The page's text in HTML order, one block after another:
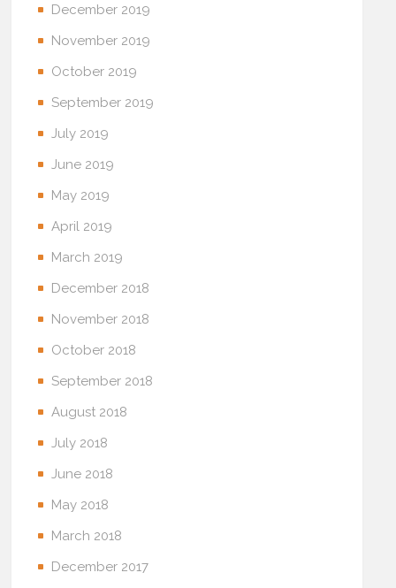
December 2019
November 2019
October 2019
September 2019
July 2019
June 2019
May 2019
April 2019
March 2019
December 2018
November 2018
October 2018
September 2018
August 2018
July 2018
June 2018
May 2018
March 2018
December 2017